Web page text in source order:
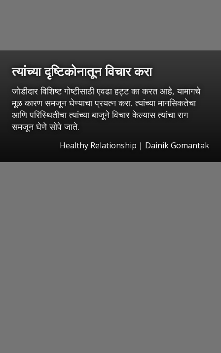
त्यांच्या दृष्टिकोनातून विचार करा
जोडीदार विशिष्ट गोष्टीसाठी एवढा हट्ट का करत आहे, यामागचे
मूळ कारण समजून घेण्याचा प्रयत्न करा. त्यांच्या मानसिकतेचा
आणि परिस्थितीचा त्यांच्या बाजूने विचार केल्यास त्यांचा राग
समजून घेणे सोपे जाते.
Healthy Relationship | Dainik Gomantak